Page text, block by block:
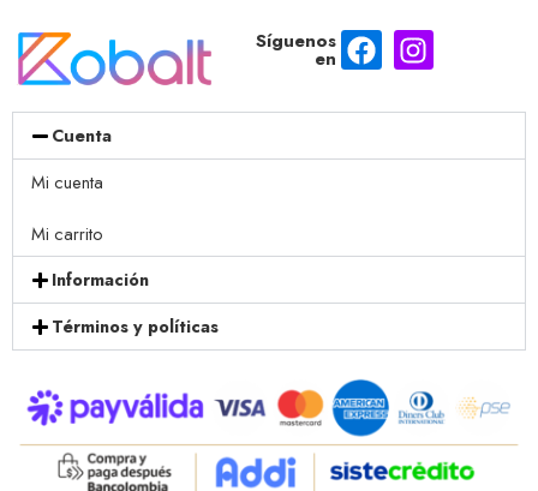
Síguenos
en
Cuenta
Mi cuenta
Mi carrito
Información
Términos y políticas